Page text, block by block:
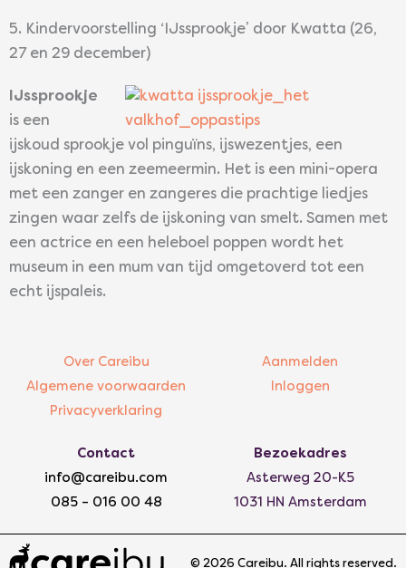
5. Kindervoorstelling ‘IJssprookje’ door Kwatta (26,
27 en 29 december)
IJssprookje
is een
ijskoud sprookje vol pinguïns, ijswezentjes, een
ijskoning en een zeemeermin. Het is een mini-opera
met een zanger en zangeres die prachtige liedjes
zingen waar zelfs de ijskoning van smelt. Samen met
een actrice en een heleboel poppen wordt het
museum in een mum van tijd omgetoverd tot een
echt ijspaleis.
Over Careibu
Algemene voorwaarden
Privacyverklaring
Aanmelden
Inloggen
Contact
info@careibu.com
085 – 016 00 48
Bezoekadres
Asterweg 20-K5
1031 HN Amsterdam
© 2026 Careibu. All rights reserved.